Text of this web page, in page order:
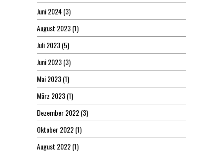
Juni 2024(3)
August 2023(1)
Juli 2023(5)
Juni 2023(3)
Mai 2023(1)
März 2023(1)
Dezember 2022(3)
Oktober 2022(1)
August 2022(1)